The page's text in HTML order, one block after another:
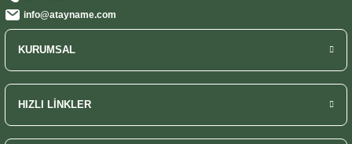
KURUMSAL
info@atayname.com
HIZLI LİNKLER